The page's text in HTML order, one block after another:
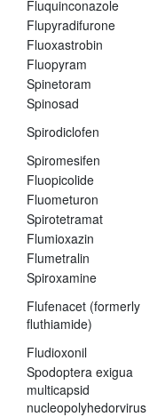
Fluquinconazole
Flupyradifurone
Fluoxastrobin
Fluopyram
Spinetoram
Spinosad
Spirodiclofen
Spiromesifen
Fluopicolide
Fluometuron
Spirotetramat
Flumioxazin
Flumetralin
Spiroxamine
Flufenacet (formerly
fluthiamide)
Fludioxonil
Spodoptera exigua
multicapsid
nucleopolyhedorvirus